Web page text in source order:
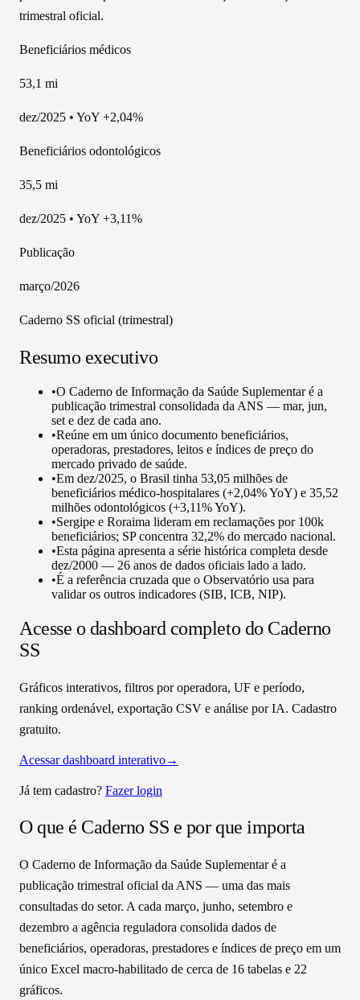
trimestral oficial.
Beneficiários médicos
53,1 mi
dez/2025 • YoY +2,04%
Beneficiários odontológicos
35,5 mi
dez/2025 • YoY +3,11%
Publicação
março/2026
Caderno SS oficial (trimestral)
Resumo executivo
•O Caderno de Informação da Saúde Suplementar é a
publicação trimestral consolidada da ANS — mar, jun,
set e dez de cada ano.
•Reúne em um único documento beneficiários,
operadoras, prestadores, leitos e índices de preço do
mercado privado de saúde.
•Em dez/2025, o Brasil tinha 53,05 milhões de
beneficiários médico-hospitalares (+2,04% YoY) e 35,52
milhões odontológicos (+3,11% YoY).
•Sergipe e Roraima lideram em reclamações por 100k
beneficiários; SP concentra 32,2% do mercado nacional.
•Esta página apresenta a série histórica completa desde
dez/2000 — 26 anos de dados oficiais lado a lado.
•É a referência cruzada que o Observatório usa para
validar os outros indicadores (SIB, ICB, NIP).
Acesse o dashboard completo do Caderno
SS
Gráficos interativos, filtros por operadora, UF e período,
ranking ordenável, exportação CSV e análise por IA. Cadastro
gratuito.
Acessar dashboard interativo→
Já tem cadastro? Fazer login
O que é Caderno SS e por que importa
O Caderno de Informação da Saúde Suplementar é a
publicação trimestral oficial da ANS — uma das mais
consultadas do setor. A cada março, junho, setembro e
dezembro a agência reguladora consolida dados de
beneficiários, operadoras, prestadores e índices de preço em um
único Excel macro-habilitado de cerca de 16 tabelas e 22
gráficos.